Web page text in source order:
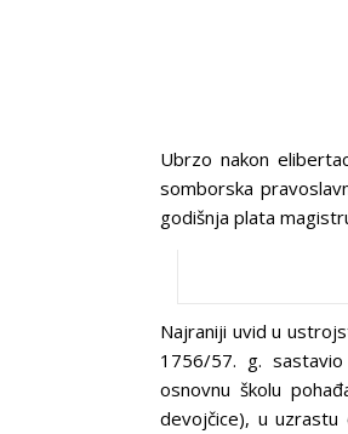
Ubrzo nakon
somborska
godišnja plata
Najraniji uvid u
1756/57. g.
osnovnu školu
devojčice), u